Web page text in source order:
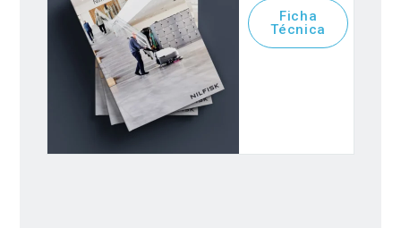
Ficha
Técnica